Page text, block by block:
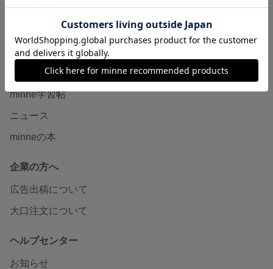
販売支援企画・イベント
読みもの
minneとものづくりと
minne学習帖
ニュース
minneの本
企業の方へ
広告出稿について
大口注文について
ヘルプセンター
お知らせ